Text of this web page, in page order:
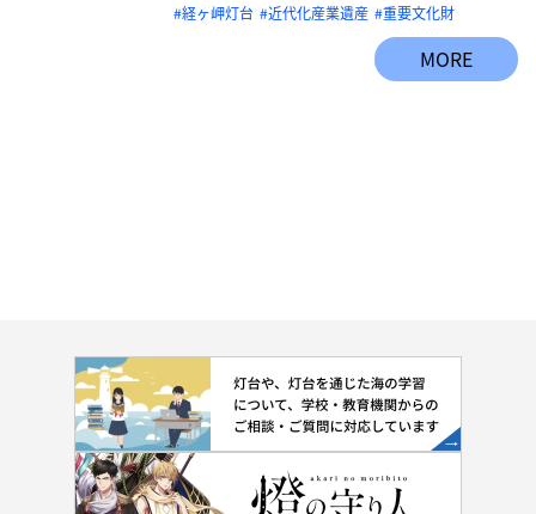
経ヶ岬灯台
近代化産業遺産 重要文化財
MORE